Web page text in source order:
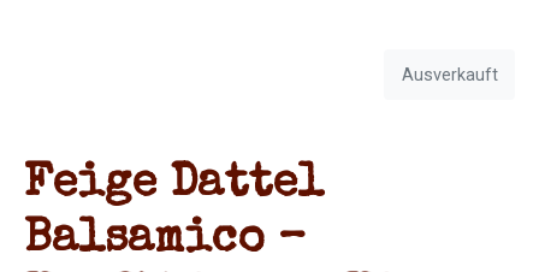
Ausverkauft
Feige Dattel
Balsamico –